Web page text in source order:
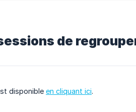
de
disponible en cliquant ici.